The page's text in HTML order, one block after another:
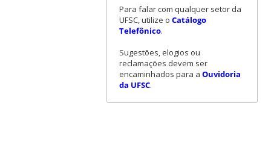
Para falar com qualquer setor da
UFSC, utilize o Catálogo
Telefônico.
Sugestões, elogios ou
reclamações devem ser
encaminhados para a Ouvidoria
da UFSC.